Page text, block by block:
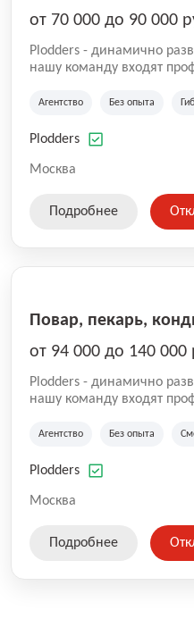
от 70 000 до 90 000
Plodders - динамично
нашу команду входят
на рынке аутсорсинга, а
оказываемых услуг.
Агентство Без опыта
Plodders
Москва
Подробнее
Повар, пекарь,
от 94 000 до 140
Plodders - динамично
нашу команду входят
на рынке аутсорсинга, а
оказываемых услуг.
Агентство Без опыта
Plodders
Москва
Подробнее